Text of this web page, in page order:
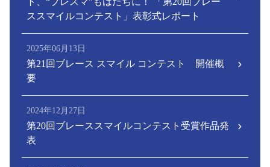
ススマイルコンテスト」表彰式レポート
2025年06月13日
第21回ブレース スマイル コンテスト 開催概
要
2024年12月27日
第20回ブレーススマイルコンテスト受賞作品発
表